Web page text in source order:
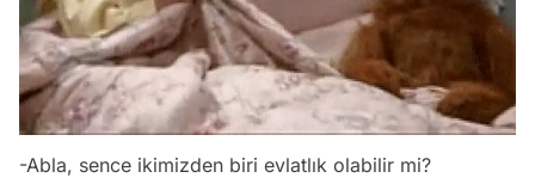
-Abla, sence ikimizden biri evlatlık olabilir mi?